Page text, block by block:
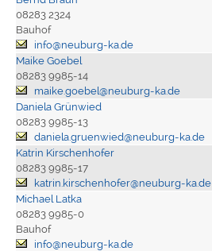
08283 2324
Bauhof
info@neuburg-ka.de
Maike Goebel
08283 9985-14
maike.goebel@neuburg-ka.de
Daniela Grünwied
08283 9985-13
daniela.gruenwied@neuburg-ka.de
Katrin Kirschenhofer
08283 9985-17
katrin.kirschenhofer@neuburg-ka.de
Michael Latka
08283 9985-0
Bauhof
info@neuburg-ka.de